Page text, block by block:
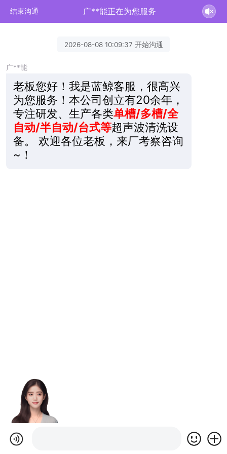
结束沟通 广**能正在为您服务
2026-08-08 10:09:37 开始沟通
广**能
老板您好！我是蓝鲸客服，很高兴
为您服务！本公司创立有20余年，
专注研发、生产各类单槽/多槽/全
自动/半自动/台式等超声波清洗设
备。 欢迎各位老板，来厂考察咨询
~！